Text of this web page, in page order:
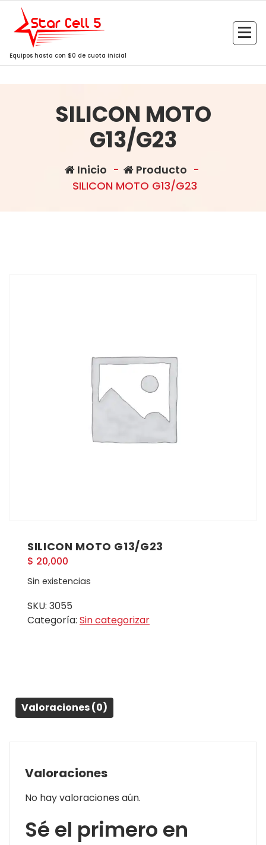
Saltar
contenido
Equipos hasta con $0 de cuota inicial
SILICON MOTO
G13/G23
Inicio - Producto -
SILICON MOTO G13/G23
SILICON MOTO G13/G23
$ 20,000
Sin existencias
SKU: 3055
Categoría: Sin categorizar
Valoraciones (0)
Valoraciones
No hay valoraciones aún.
Sé el primero en